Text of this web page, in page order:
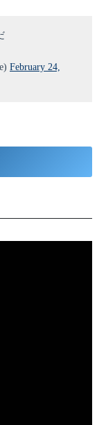
February 24,